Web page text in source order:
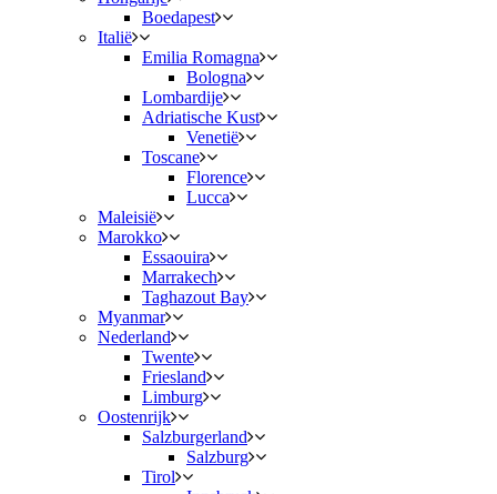
Boedapest
Italië
Emilia Romagna
Bologna
Lombardije
Adriatische Kust
Venetië
Toscane
Florence
Lucca
Maleisië
Marokko
Essaouira
Marrakech
Taghazout Bay
Myanmar
Nederland
Twente
Friesland
Limburg
Oostenrijk
Salzburgerland
Salzburg
Tirol